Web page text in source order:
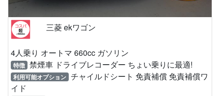
三菱 ekワゴン
4人乗り オートマ 660cc ガソリン
特徴 禁煙車 ドライブレコーダー ちょい乗りに最適!
利用可能オプション チャイルドシート 免責補償 免責補償ワ
イド